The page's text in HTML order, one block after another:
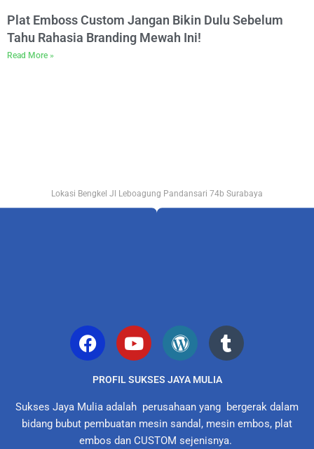
Plat Emboss Custom Jangan Bikin Dulu Sebelum
Tahu Rahasia Branding Mewah Ini!
Read More »
Lokasi Bengkel Jl Leboagung Pandansari 74b Surabaya
PROFIL SUKSES JAYA MULIA
Sukses Jaya Mulia adalah perusahaan yang bergerak dalam
bidang bubut pembuatan mesin sandal, mesin embos, plat
embos dan CUSTOM sejenisnya.